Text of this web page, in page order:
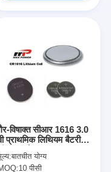
विषाक्त सीआर 1616 3.0
प्राथमिक लिथियम बैटरी
लीएमएनओ 2 50 एमएएच
कार्ड के लिए
बातचीत योग्य
10 पीसी